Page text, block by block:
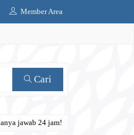
Member Area
Cari
jawab 24 jam!